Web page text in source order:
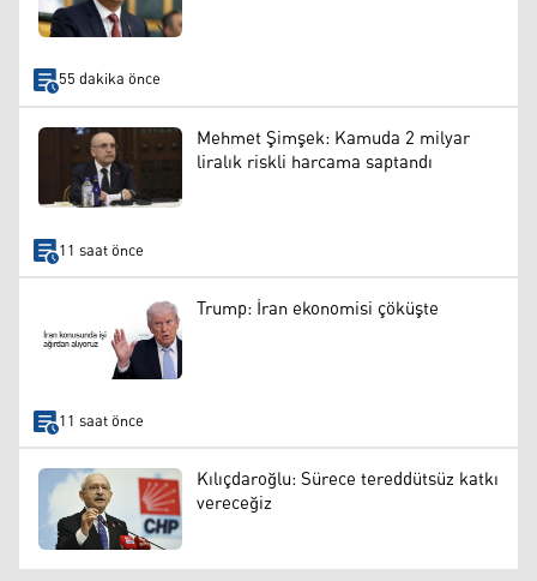
55 dakika önce
Mehmet Şimşek: Kamuda 2 milyar
liralık riskli harcama saptandı
11 saat önce
Trump: İran ekonomisi çöküşte
11 saat önce
Kılıçdaroğlu: Sürece tereddütsüz katkı
vereceğiz